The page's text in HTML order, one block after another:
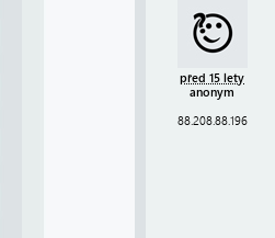
před 15 lety
anonym
88.208.88.196